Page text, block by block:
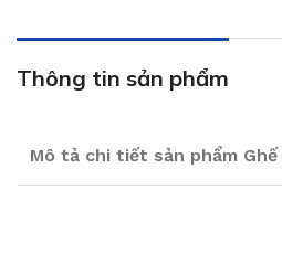
Thông tin sản phẩm
Mô tả chi tiết sản phẩm Ghế